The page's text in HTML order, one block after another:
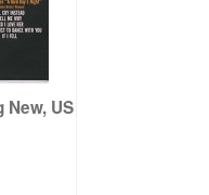
New, US